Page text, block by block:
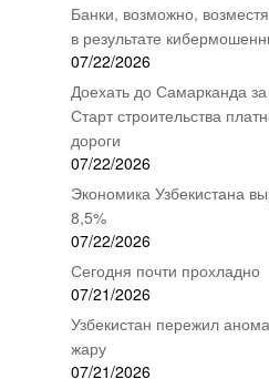
Банки, возможно,
в результате
07/22/2026
Доехать до Самарканда
Старт строительства
дороги
07/22/2026
Экономика Узбекистана
8,5%
07/22/2026
Сегодня почти прохладно
07/21/2026
Узбекистан пережил
жару
07/21/2026